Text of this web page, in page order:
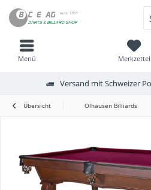
Menü Merkzettel
Versand mit Schweizer
Übersicht Olhausen Billiards